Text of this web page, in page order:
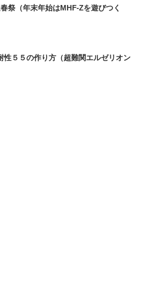
祭（年末年始はMHF-Zを遊びつく
性５５の作り方（超難関エルゼリオン